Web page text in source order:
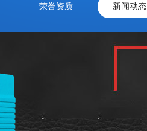
荣誉资质 新闻动态